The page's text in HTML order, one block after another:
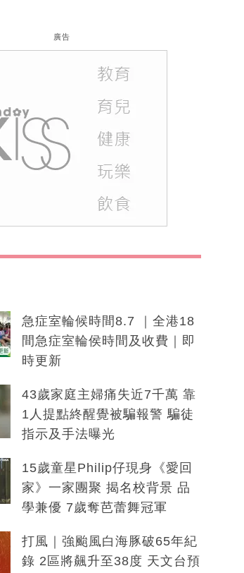
廣告
急症室輪候時間8.7 ｜全港18
間急症室輪侯時間及收費｜即
時更新
43歲家庭主婦痛失近7千萬 靠
1人提點終醒覺被騙報警 騙徒
指示及手法曝光
15歲童星Philip仔現身《愛回
家》一家團聚 揭名校背景 品
學兼優 7歲奪芭蕾舞冠軍
打風｜強颱風白海豚破65年紀
錄 2區將飆升至38度 天文台預